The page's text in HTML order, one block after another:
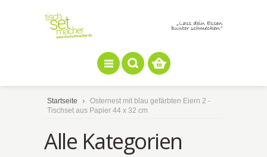
Startseite
Osternest mit blau gefärbten Eiern 2 -
Tischset aus Papier 44 x 32 cm
Alle Kategorien